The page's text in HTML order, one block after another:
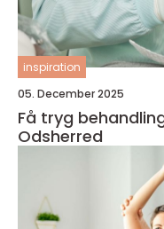
inspiration
05. December 2025
Få tryg
Odsherred